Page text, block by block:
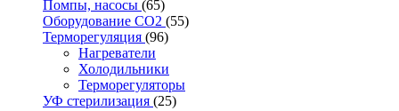
Помпы, насосы (65)
Оборудование CO2 (55)
Терморегуляция (96)
Нагреватели
Холодильники
Терморегуляторы
УФ стерилизация (25)